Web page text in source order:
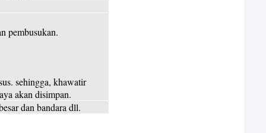
pembusukan.
sehingga, khawatir
akan disimpan.
dan bandara dll.